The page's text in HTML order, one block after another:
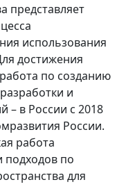
представляет
использования
достижения
по созданию
и
– в России с 2018
России.
работа
подходов по
для